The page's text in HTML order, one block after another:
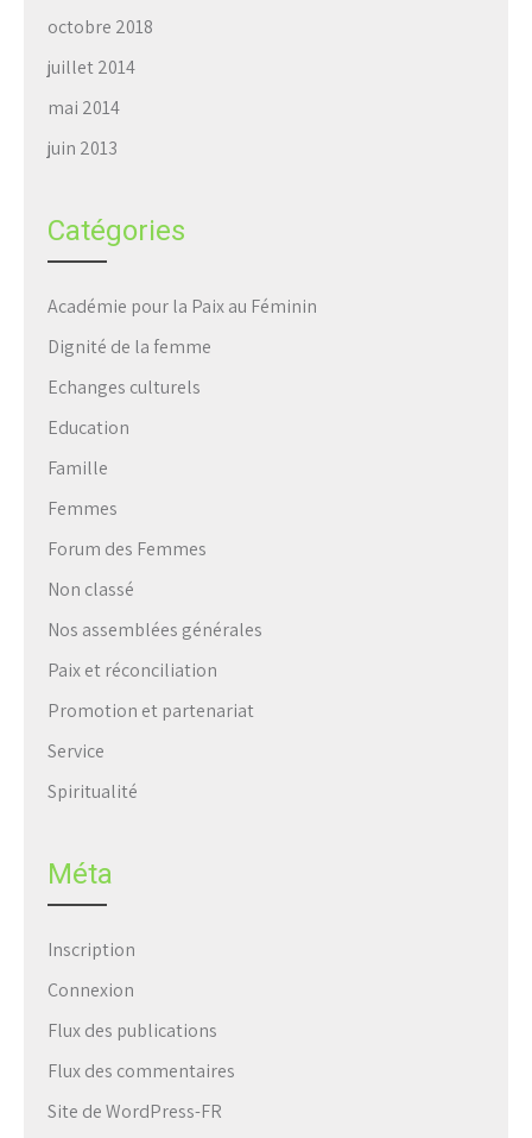
octobre 2018
juillet 2014
mai 2014
juin 2013
Catégories
Académie pour la Paix au Féminin
Dignité de la femme
Echanges culturels
Education
Famille
Femmes
Forum des Femmes
Non classé
Nos assemblées générales
Paix et réconciliation
Promotion et partenariat
Service
Spiritualité
Méta
Inscription
Connexion
Flux des publications
Flux des commentaires
Site de WordPress-FR